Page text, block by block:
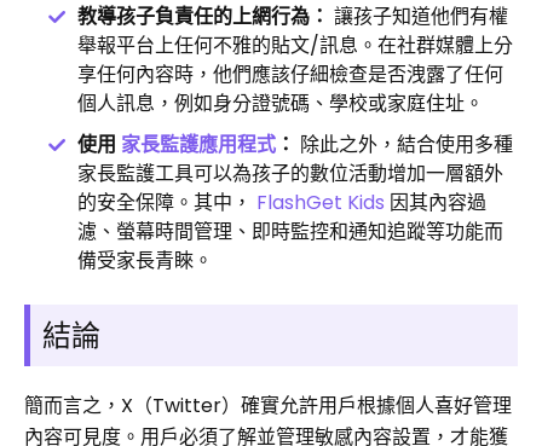
教導孩子負責任的上網行為： 讓孩子知道他們有權
舉報平台上任何不雅的貼文/訊息。在社群媒體上分
享任何內容時，他們應該仔細檢查是否洩露了任何
個人訊息，例如身分證號碼、學校或家庭住址。
使用 家長監護應用程式 ： 除此之外，結合使用多種
家長監護工具可以為孩子的數位活動增加一層額外
的安全保障。其中， FlashGet Kids 因其內容過
濾、螢幕時間管理、即時監控和通知追蹤等功能而
備受家長青睞。
結論
簡而言之，X（Twitter）確實允許用戶根據個人喜好管理
內容可見度。用戶必須了解並管理敏感內容設置，才能獲